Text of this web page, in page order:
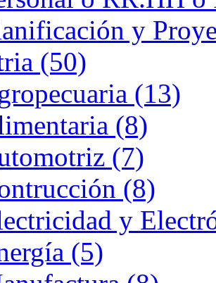
y
(50)
(13)
(8)
(7)
(8)
y
(5)